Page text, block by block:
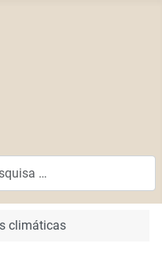
climáticas